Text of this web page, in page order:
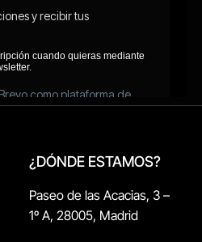
¿DÓNDE ESTAMOS?
Paseo de las Acacias, 3 –
1º A, 28005, Madrid